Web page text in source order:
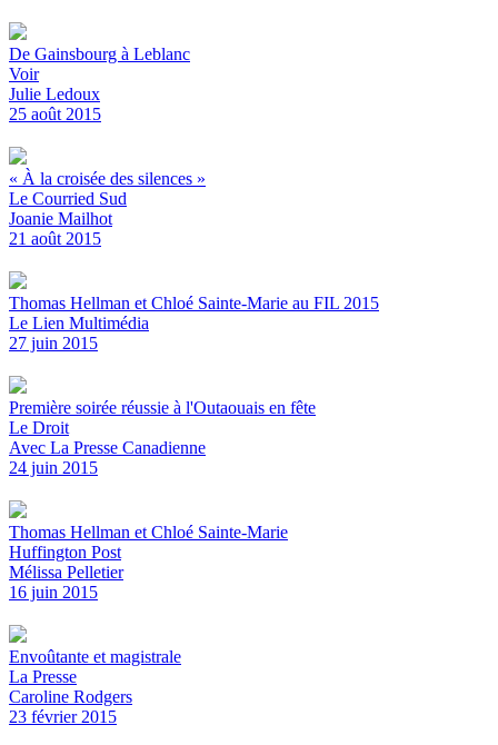
De Gainsbourg à Leblanc
Voir
Julie Ledoux
25 août 2015
« À la croisée des silences »
Le Courried Sud
Joanie Mailhot
21 août 2015
Thomas Hellman et Chloé Sainte-Marie au FIL 2015
Le Lien Multimédia
27 juin 2015
Première soirée réussie à l'Outaouais en fête
Le Droit
Avec La Presse Canadienne
24 juin 2015
Thomas Hellman et Chloé Sainte-Marie
Huffington Post
Mélissa Pelletier
16 juin 2015
Envoûtante et magistrale
La Presse
Caroline Rodgers
23 février 2015